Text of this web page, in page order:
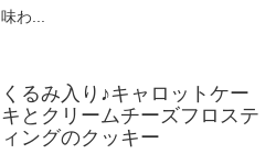
味わ...
くるみ入り♪キャロットケー
キとクリームチーズフロステ
ィングのクッキー